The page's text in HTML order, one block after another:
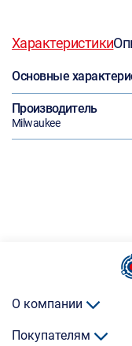
Характеристики
Основные
Производитель
Milwaukee
О компании
Покупателям